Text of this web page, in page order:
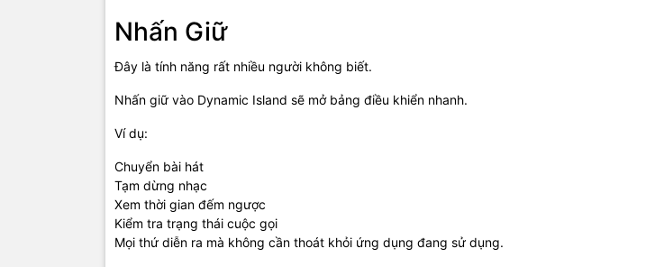
Nhấn Giữ
Đây là tính năng rất nhiều người không biết.
Nhấn giữ vào Dynamic Island sẽ mở bảng điều khiển nhanh.
Ví dụ:
Chuyển bài hát
Tạm dừng nhạc
Xem thời gian đếm ngược
Kiểm tra trạng thái cuộc gọi
Mọi thứ diễn ra mà không cần thoát khỏi ứng dụng đang sử dụng.